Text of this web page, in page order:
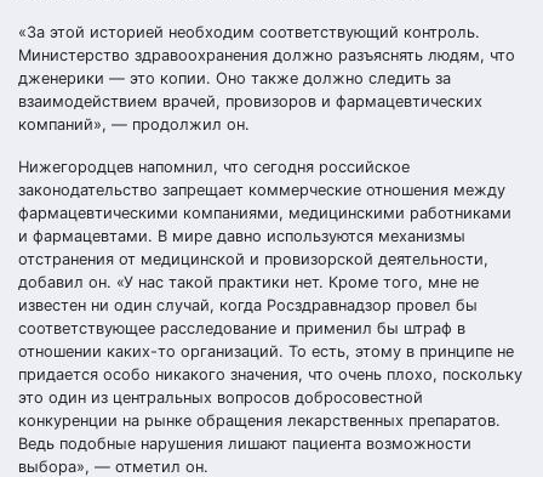
«За этой историей необходим соответствующий контроль.
Министерство здравоохранения должно разъяснять людям, что
дженерики — это копии. Оно также должно следить за
взаимодействием врачей, провизоров и фармацевтических
компаний», — продолжил он.
Нижегородцев напомнил, что сегодня российское
законодательство запрещает коммерческие отношения между
фармацевтическими компаниями, медицинскими работниками
и фармацевтами. В мире давно используются механизмы
отстранения от медицинской и провизорской деятельности,
добавил он. «У нас такой практики нет. Кроме того, мне не
известен ни один случай, когда Росздравнадзор провел бы
соответствующее расследование и применил бы штраф в
отношении каких-то организаций. То есть, этому в принципе не
придается особо никакого значения, что очень плохо, поскольку
это один из центральных вопросов добросовестной
конкуренции на рынке обращения лекарственных препаратов.
Ведь подобные нарушения лишают пациента возможности
выбора», — отметил он.